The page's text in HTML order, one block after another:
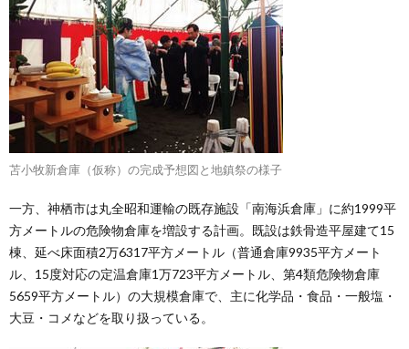
苫小牧新倉庫（仮称）の完成予想図と地鎮祭の様子
一方、神栖市は丸全昭和運輸の既存施設「南海浜倉庫」に約1999平
方メートルの危険物倉庫を増設する計画。既設は鉄骨造平屋建て15
棟、延べ床面積2万6317平方メートル（普通倉庫9935平方メート
ル、15度対応の定温倉庫1万723平方メートル、第4類危険物倉庫
5659平方メートル）の大規模倉庫で、主に化学品・食品・一般塩・
大豆・コメなどを取り扱っている。